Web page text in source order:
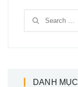
DANH MỤC